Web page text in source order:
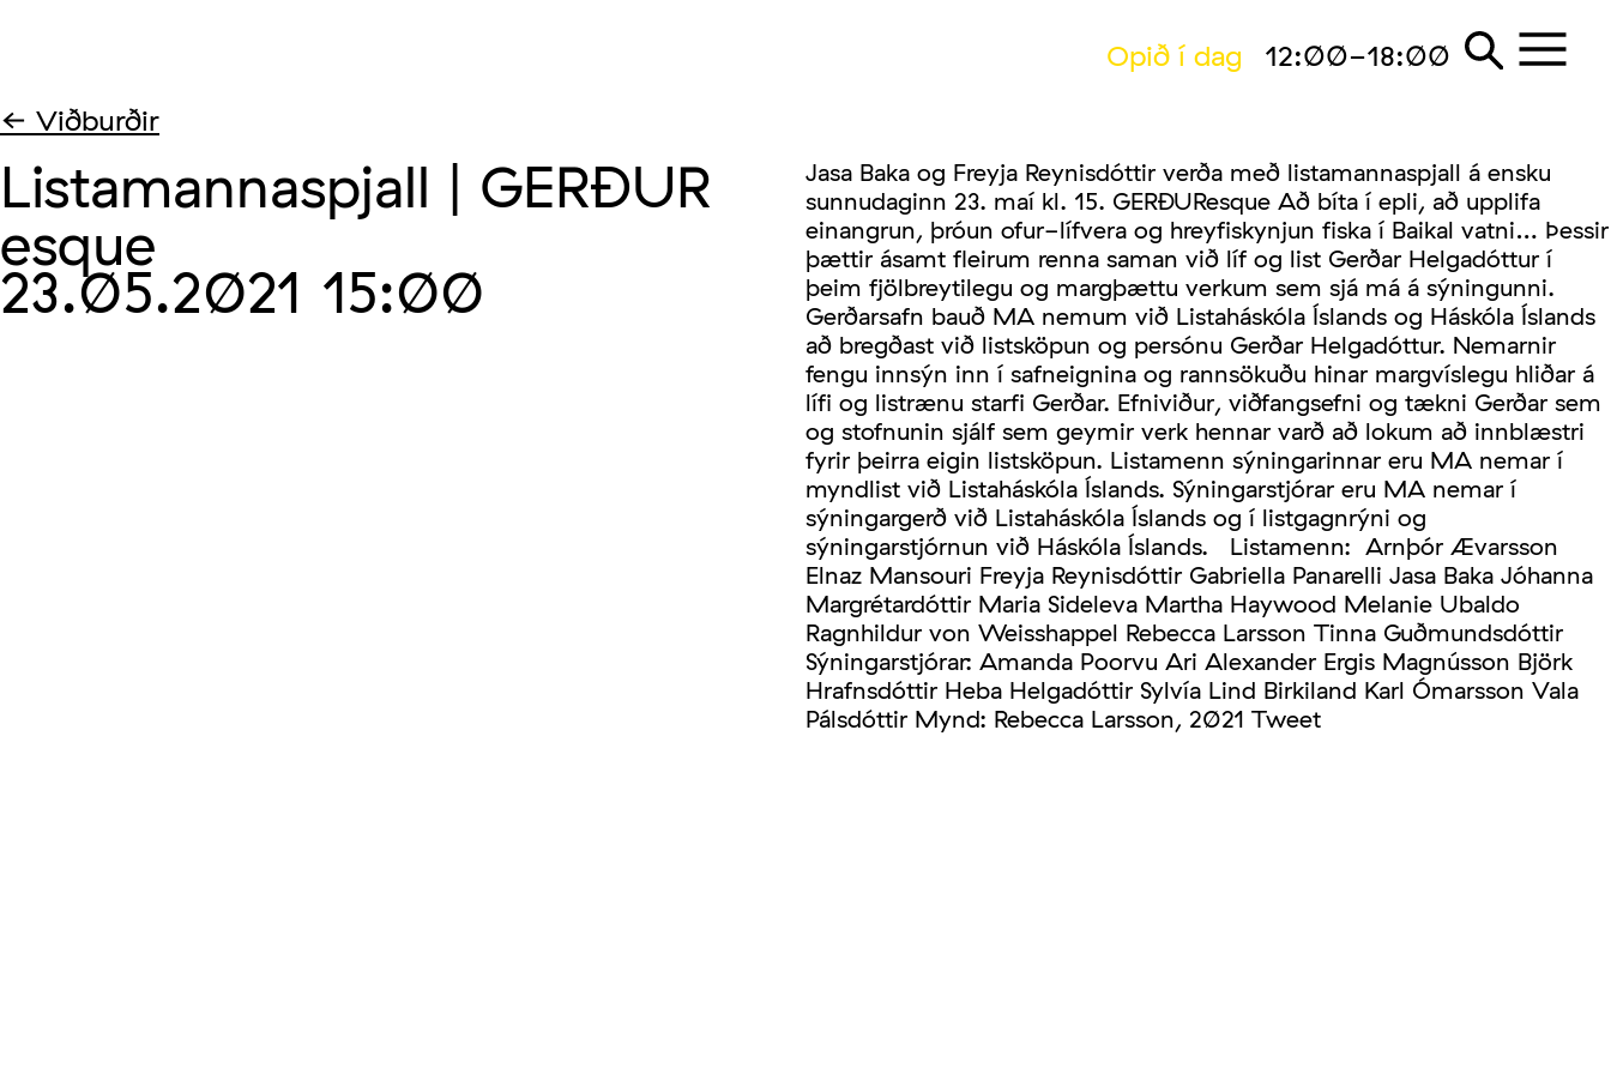
Opið í dag
12:00-18:00
← Viðburðir
Listamannaspjall | GERÐUR
esque
23.05.2021 15:00
Jasa Baka og Freyja Reynisdóttir verða með listamannaspjall á ensku
sunnudaginn 23. maí kl. 15. GERÐUResque Að bíta í epli, að upplifa
einangrun, þróun ofur-lífvera og hreyfiskynjun fiska í Baikal vatni… Þessir
þættir ásamt fleirum renna saman við líf og list Gerðar Helgadóttur í
þeim fjölbreytilegu og margþættu verkum sem sjá má á sýningunni.
Gerðarsafn bauð MA nemum við Listaháskóla Íslands og Háskóla Íslands
að bregðast við listsköpun og persónu Gerðar Helgadóttur. Nemarnir
fengu innsýn inn í safneignina og rannsökuðu hinar margvíslegu hliðar á
lífi og listrænu starfi Gerðar. Efniviður, viðfangsefni og tækni Gerðar sem
og stofnunin sjálf sem geymir verk hennar varð að lokum að innblæstri
fyrir þeirra eigin listsköpun. Listamenn sýningarinnar eru MA nemar í
myndlist við Listaháskóla Íslands. Sýningarstjórar eru MA nemar í
sýningargerð við Listaháskóla Íslands og í listgagnrýni og
sýningarstjórnun við Háskóla Íslands. Listamenn: Arnþór Ævarsson
Elnaz Mansouri Freyja Reynisdóttir Gabriella Panarelli Jasa Baka Jóhanna
Margrétardóttir Maria Sideleva Martha Haywood Melanie Ubaldo
Ragnhildur von Weisshappel Rebecca Larsson Tinna Guðmundsdóttir
Sýningarstjórar: Amanda Poorvu Ari Alexander Ergis Magnússon Björk
Hrafnsdóttir Heba Helgadóttir Sylvía Lind Birkiland Karl Ómarsson Vala
Pálsdóttir Mynd: Rebecca Larsson, 2021 Tweet